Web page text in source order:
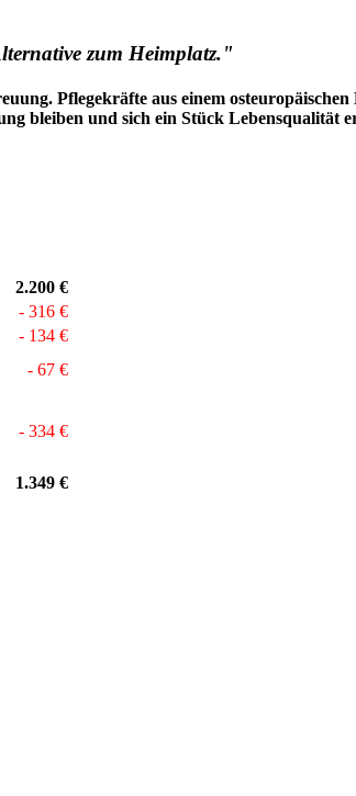
zum Heimplatz."
Pflegekräfte aus einem
bleiben und sich ein Stück Lebensqualität
2.200 €
- 316 €
- 134 €
- 67 €
- 334 €
1.349 €